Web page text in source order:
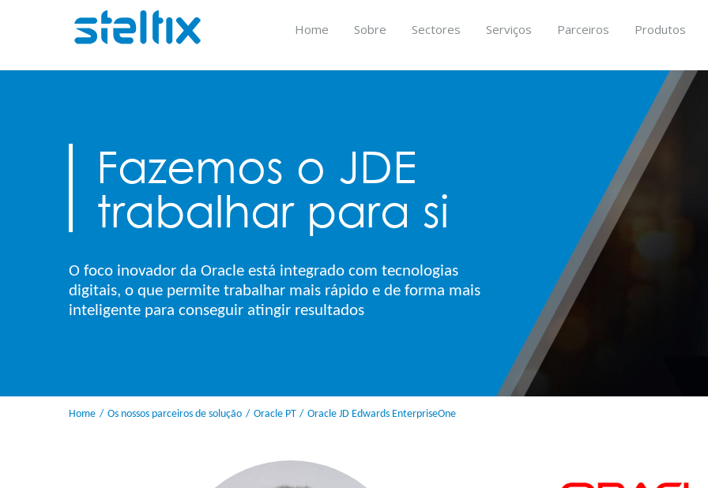
Home Sobre Sectores Serviços Parceiros Produtos
Fazemos o JDE
trabalhar para si
O foco inovador da Oracle está integrado com tecnologias
digitais, o que permite trabalhar mais rápido e de forma mais
inteligente para conseguir atingir resultados
Home Os nossos parceiros de solução Oracle PT Oracle JD Edwards EnterpriseOne